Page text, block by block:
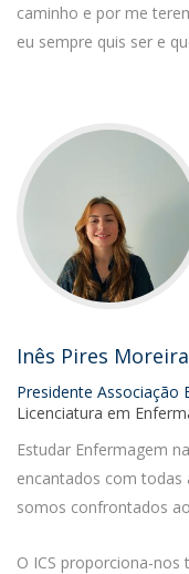
caminho e por me
eu sempre quis ser e
Inês Pires Moreira
Presidente Associação
Licenciatura em
Estudar Enfermagem
encantados com todas
somos confrontados
O ICS proporciona-nos